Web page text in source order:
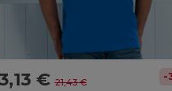
€21,43 € -